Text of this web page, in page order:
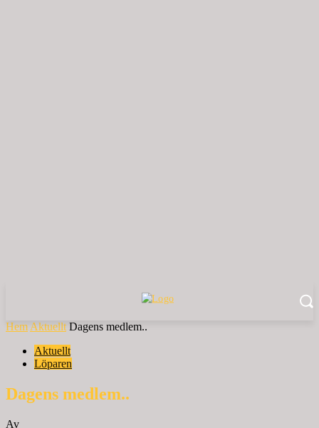
Hem Aktuellt Dagens medlem..
Aktuellt
Löparen
Dagens medlem..
Av